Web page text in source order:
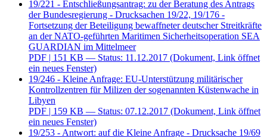
19/221 - Entschließungsantrag: zu der Beratung des Antrags
der Bundesregierung - Drucksachen 19/22, 19/176 -
Fortsetzung der Beteiligung bewaffneter deutscher Streitkräfte
an der NATO-geführten Maritimen Sicherheitsoperation SEA
GUARDIAN im Mittelmeer
PDF | 151 KB — Status: 11.12.2017 (Dokument, Link öffnet
ein neues Fenster)
19/246 - Kleine Anfrage: EU-Unterstützung militärischer
Kontrollzentren für Milizen der sogenannten Küstenwache in
Libyen
PDF | 159 KB — Status: 07.12.2017 (Dokument, Link öffnet
ein neues Fenster)
19/253 - Antwort: auf die Kleine Anfrage - Drucksache 19/69